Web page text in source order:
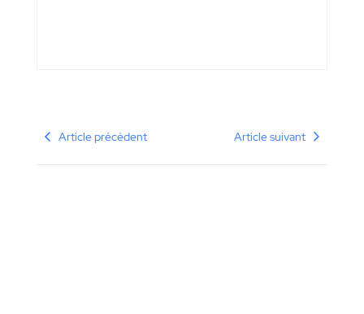
Article précédent Article suivant